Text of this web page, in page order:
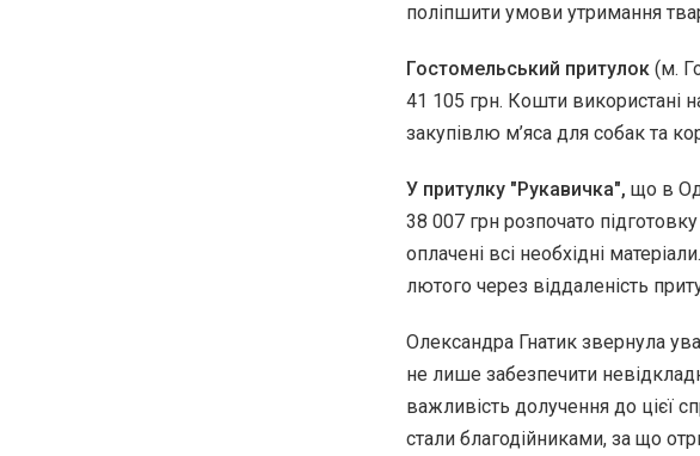
поліпшити умови утримання
Гостомельський притулок (м.
41 105 грн. Кошти використані
закупівлю м’яса для собак та
У притулку "Рукавичка", що в
38 007 грн розпочато
оплачені всі необхідні
лютого через віддаленість
Олександра Гнатик звернула
не лише забезпечити
важливість долучення до цієї
стали благодійниками, за що